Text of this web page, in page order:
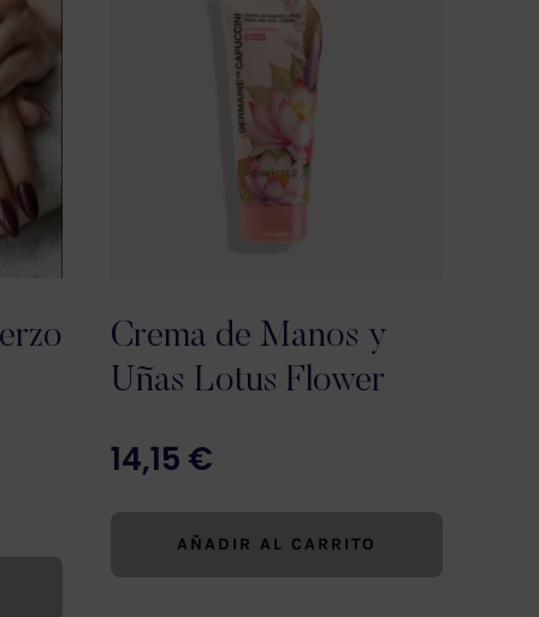
Crema de Manos y
Uñas Lotus Flower
14,15 €
AÑADIR AL CARRITO